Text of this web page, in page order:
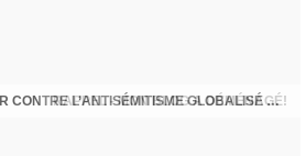
RAPPEL - MON BLOG A DÉMÉNAGÉ!